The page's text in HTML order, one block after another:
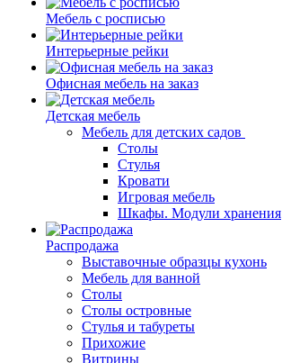
Мебель с росписью
Интерьерные рейки
Офисная мебель на заказ
Детская мебель
Мебель для детских садов
Столы
Стулья
Кровати
Игровая мебель
Шкафы. Модули хранения
Распродажа
Выставочные образцы кухонь
Мебель для ванной
Столы
Столы островные
Стулья и табуреты
Прихожие
Витрины